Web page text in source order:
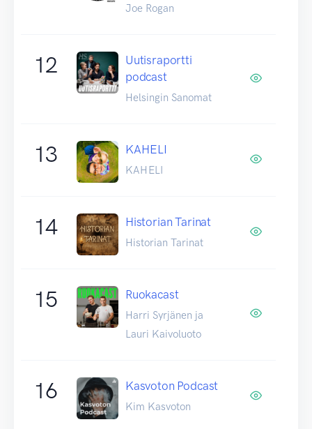
Joe Rogan
12
Uutisraportti
podcast
Helsingin Sanomat
13 KAHELI
KAHELI
14 Historian Tarinat
Historian Tarinat
15 Ruokacast
Harri Syrjänen ja
Lauri Kaivoluoto
16 Kasvoton Podcast
Kim Kasvoton